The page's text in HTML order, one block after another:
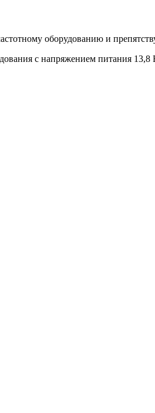
оборудованию и
с напряжением питания 13,8